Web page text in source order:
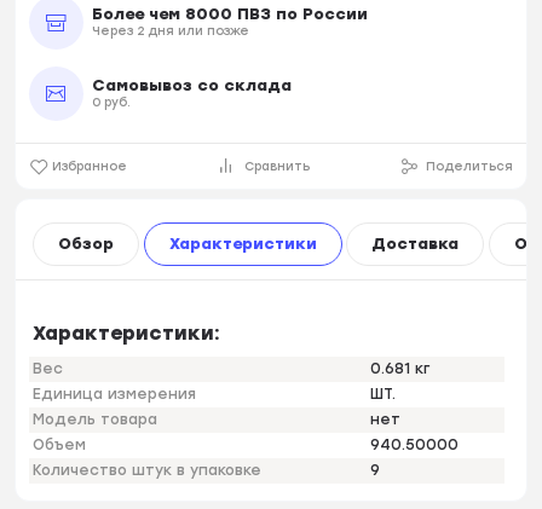
Более чем 8000 ПВЗ по России
Через 2 дня или позже
Самовывоз со склада
0 руб.
Избранное Сравнить Поделиться
Обзор Характеристики Доставка
Характеристики:
Вес
0.681 кг
Единица измерения
ШТ.
Модель товара
нет
Объем
940.50000
Количество штук в упаковке
9